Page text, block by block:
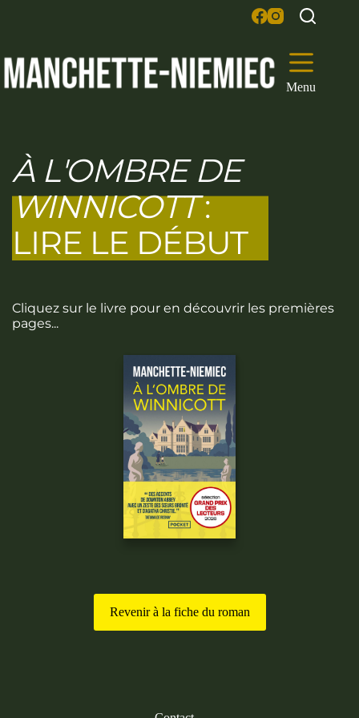
Menu
À L'OMBRE DE
WINNICOTT:
LIRE LE DÉBUT
Cliquez sur le livre pour en découvrir les premières
pages...
Revenir à la fiche du roman